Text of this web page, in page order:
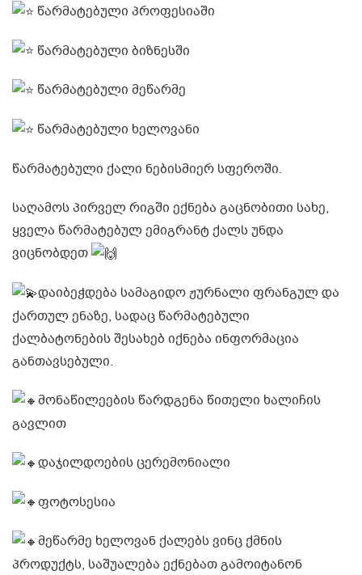
წარმატებული პროფესიაში
წარმატებული ბიზნესში
წარმატებული მეწარმე
წარმატებული ხელოვანი
წარმატებული ქალი ნებისმიერ სფეროში.
საღამოს პირველ რიგში ექნება გაცნობითი სახე,
ყველა წარმატებულ ემიგრანტ ქალს უნდა
ვიცნობდეთ
დაიბეჭდება სამაგიდო ჟურნალი ფრანგულ და
ქართულ ენაზე, სადაც წარმატებული
ქალბატონების შესახებ იქნება ინფორმაცია
განთავსებული.
მონაწილეების წარდგენა წითელი ხალიჩის
გავლით
დაჯილდოების ცერემონიალი
ფოტოსესია
მეწარმე ხელოვან ქალებს ვინც ქმნის
პროდუქტს, საშუალება ექნებათ გამოიტანონ